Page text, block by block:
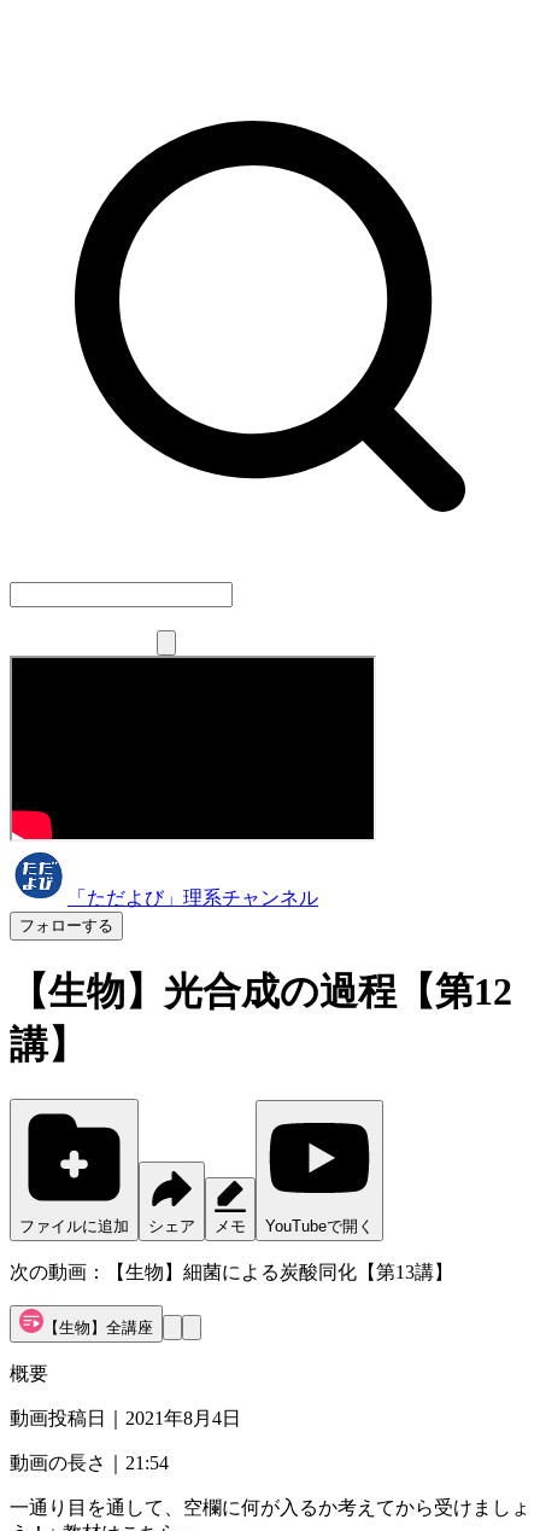
「ただよび」理系チャンネル
フォローする
【生物】光合成の過程【第12
講】
ファイルに追加 シェア メモ YouTubeで開く
次の動画： 【生物】細菌による炭酸同化【第13講】
【生物】全講座
概要
動画投稿日｜ 2021年8月4日
動画の長さ｜ 21:54
一通り目を通して、空欄に何が入るか考えてから受けましょ